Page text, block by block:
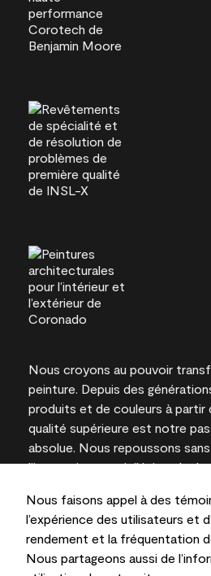
Nous faisons appel à des
l’expérience des utilisateurs et
rendement et la fréquentation
Nous partageons aussi de
Nous croyons au pouvoir
peinture. Depuis des
produits et de couleurs à partir
qualité supérieure est notre
absolue. Nous repoussons
l’innovation et privilégions la
l’expertise locale.